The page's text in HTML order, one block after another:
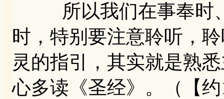
所以我们在事奉时、
时，特别要注意聆听，
灵的指引，其实就是熟
心多读《圣经》。（【